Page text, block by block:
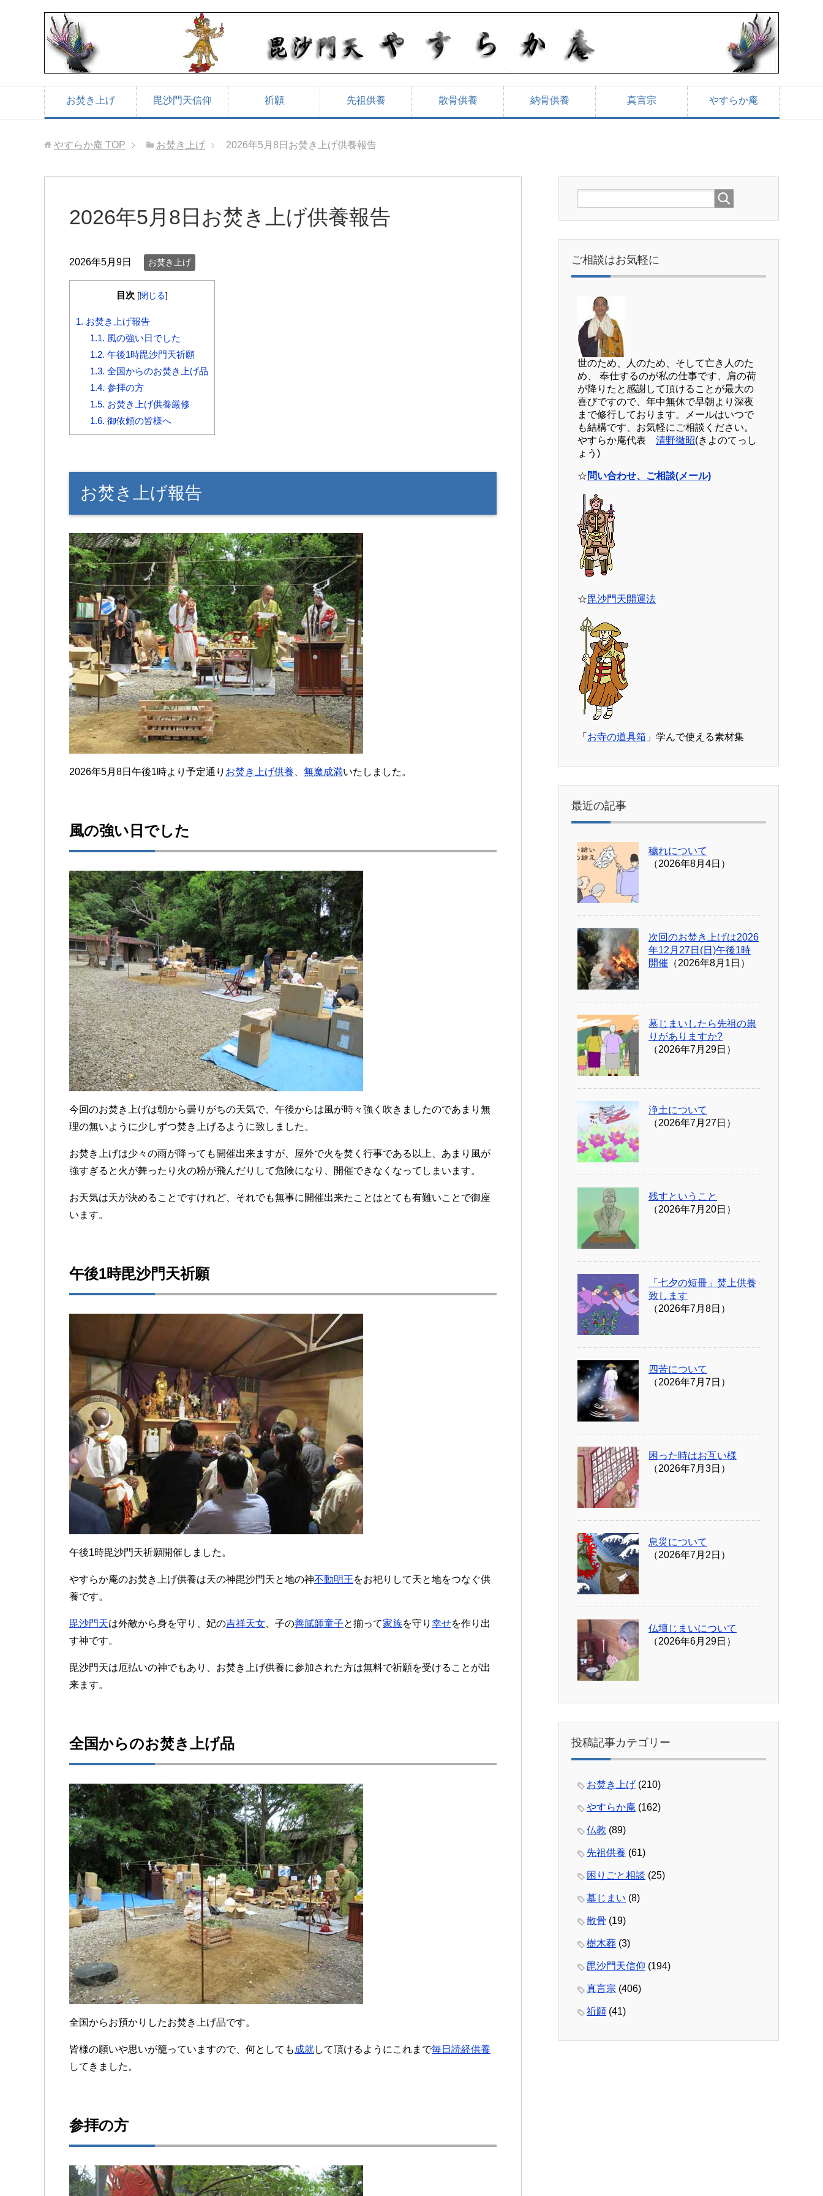
お焚き上げ 毘沙門天信仰 祈願 先祖供養 散骨供養 納骨供養 真言宗 やすらか庵
やすらか庵 TOP お焚き上げ 2026年5月8日お焚き上げ供養報告
2026年5月8日お焚き上げ供養報告
2026年5月9日 お焚き上げ
目次 [閉じる]
1. お焚き上げ報告
1.1. 風の強い日でした
1.2. 午後1時毘沙門天祈願
1.3. 全国からのお焚き上げ品
1.4. 参拝の方
1.5. お焚き上げ供養厳修
1.6. 御依頼の皆様へ
お焚き上げ報告
2026年5月8日午後1時より予定通り お焚き上げ供養 無魔成満いたしました。
風の強い日でした
今回のお焚き上げは朝から曇りがちの天気で、午後からは風が時々強く吹きましたのであまり無
理の無いように少しずつ焚き上げるように致しました。
お焚き上げは少々の雨が降っても開催出来ますが、屋外で火を焚く行事である以上、あまり風が
強すぎると火が舞ったり火の粉が飛んだりして危険になり、開催できなくなってしまいます。
お天気は天が決めることですけれど、それでも無事に開催出来たことはとても有難いことで御座
います。
午後1時毘沙門天祈願
午後1時毘沙門天祈願開催しました。
やすらか庵のお焚き上げ供養は天の神毘沙門天と地の神不動明王をお祀りして天と地をつなぐ供
養です。
毘沙門天は外敵から身を守り、妃の吉祥天女 、子の善膩師童子と揃って家族を守り 幸せを作り出
す神です。
毘沙門天は厄払いの神でもあり、お焚き上げ供養に参加された方は無料で祈願を受けることが出
来ます。
全国からのお焚き上げ品
全国からお預かりしたお焚き上げ品です。
皆様の願いや思いが籠っていますので、何としても 成就して頂けるようにこれまで毎日読経供養
してきました。
参拝の方
ご相談はお気軽に
世のため、人のため、そして亡き人のた
め、 奉仕するのが私の仕事です、肩の荷
が降りたと感謝して頂けることが最大の
喜びですので、年中無休で早朝より深夜
まで修行しております。メールはいつで
も結構です、お気軽にご相談ください。
やすらか庵代表 清野徹昭(きよのてっし
ょう)
☆問い合わせ、ご相談(メール)
☆毘沙門天開運法
「 お寺の道具箱 」学んで使える素材集
最近の記事
穢れについて
（2026年8月4日）
次回のお焚き上げは2026
年12月27日(日)午後1時
開催 （2026年8月1日）
墓じまいしたら先祖の祟
りがありますか?
（2026年7月29日）
浄土について
（2026年7月27日）
残すということ
（2026年7月20日）
「七夕の短冊」焚上供養
致します
（2026年7月8日）
四苦について
（2026年7月7日）
困った時はお互い様
（2026年7月3日）
息災について
（2026年7月2日）
仏壇じまいについて
（2026年6月29日）
投稿記事カテゴリー
お焚き上げ (210)
やすらか庵 (162)
仏教 (89)
先祖供養 (61)
困りごと相談 (25)
墓じまい (8)
散骨 (19)
樹木葬 (3)
毘沙門天信仰 (194)
真言宗 (406)
祈願 (41)